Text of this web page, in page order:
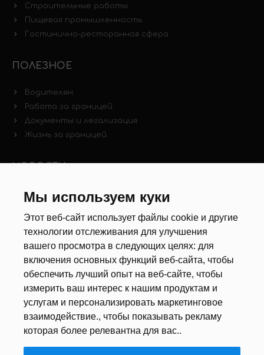
Мы используем куки
Этот веб-сайт использует файлы cookie и другие
технологии отслеживания для улучшения
вашего просмотра в следующих целях: для
включения основных функций веб-сайта, чтобы
обеспечить лучший опыт на веб-сайте, чтобы
измерить ваш интерес к нашим продуктам и
услугам и персонализировать маркетинговое
взаимодействие., чтобы показывать рекламу
которая более релевантна для вас..
Строительные работы
Пищевая промышленность
Гостинично-ресторанная сфера
ПОЛЕЗНОЕ
Водителям
Работа за границей
Документы и легализация
Жизнь за границей
НОВОСТИ
Новости рынка труда
Анкета
Калькулятор дат
Документы